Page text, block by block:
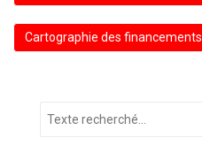
Cartographie des